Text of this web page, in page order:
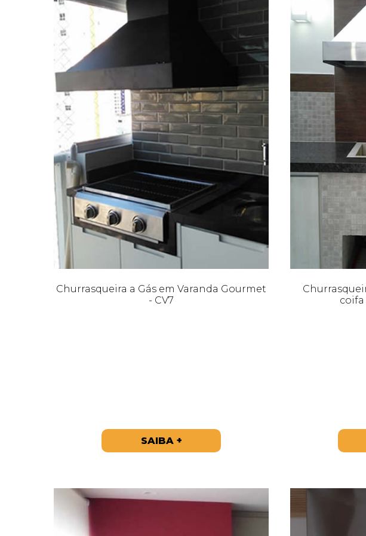
Churrasqueira a Gás em Varanda Gourmet
- CV7
SAIBA +
coifa